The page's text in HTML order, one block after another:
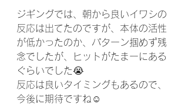
ジギングでは、朝から良いイワシの
反応は出てたのですが、本体の活性
が低かったのか、パターン掴めず残
念でしたが、ヒットがたまーにある
ぐらいでした😭
反応は良いタイミングもあるので、
今後に期待ですね☺️